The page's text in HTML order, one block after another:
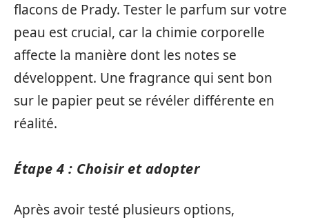
flacons de Prady. Tester le parfum sur votre
peau est crucial, car la chimie corporelle
affecte la manière dont les notes se
développent. Une fragrance qui sent bon
sur le papier peut se révéler différente en
réalité.
Étape 4 : Choisir et adopter
Après avoir testé plusieurs options,